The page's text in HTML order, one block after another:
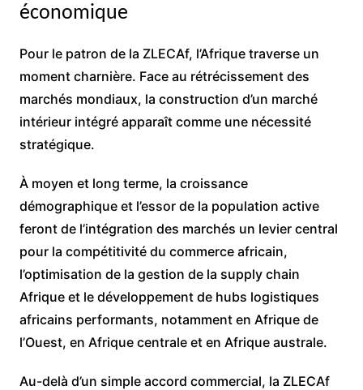
économique
Pour le patron de la ZLECAf, l’Afrique traverse un
moment charnière. Face au rétrécissement des
marchés mondiaux, la construction d’un marché
intérieur intégré apparaît comme une nécessité
stratégique.
À moyen et long terme, la croissance
démographique et l’essor de la population active
feront de l’intégration des marchés un levier central
pour la compétitivité du commerce africain,
l’optimisation de la gestion de la supply chain
Afrique et le développement de hubs logistiques
africains performants, notamment en Afrique de
l’Ouest, en Afrique centrale et en Afrique australe.
Au-delà d’un simple accord commercial, la ZLECAf